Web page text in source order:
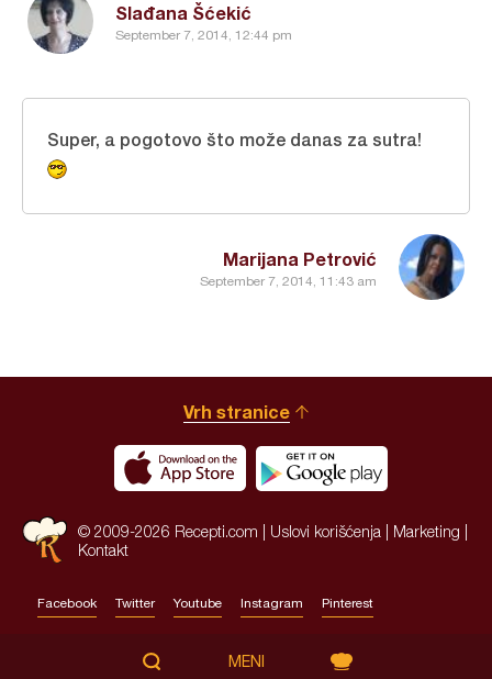
Slađana Šćekić
September 7, 2014, 12:44 pm
Marijana Petrović
September 7, 2014, 11:43 am
Super, a pogotovo što može danas za sutra!
Vrh stranice
© 2009-2026 Recepti.com | Uslovi korišćenja Marketing
Kontakt
Facebook Twitter Youtube Instagram Pinterest